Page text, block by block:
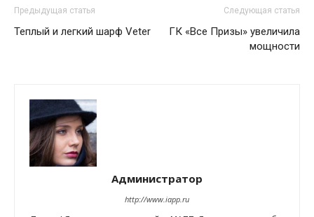
Предыдущая статья
Теплый и легкий шарф Veter
Следующая статья
ГК «Все Призы» увеличила
мощности
Администратор
http://www.iapp.ru